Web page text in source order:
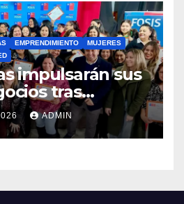
EMPRENDIMIENTO
MUJERES
impulsarán sus
tras
al FOSIS
ADMIN